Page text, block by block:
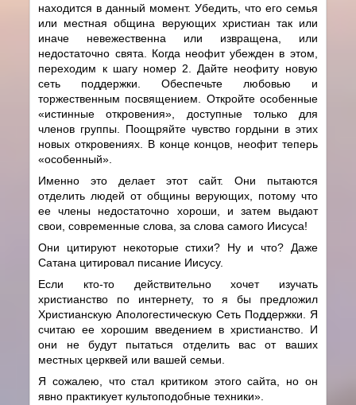
находится в данный момент. Убедить, что его семья
или местная община верующих христиан так или
иначе невежественна или извращена, или
недостаточно свята. Когда неофит убежден в этом,
переходим к шагу номер 2. Дайте неофиту новую
сеть поддержки. Обеспечьте любовью и
торжественным посвящением. Откройте особенные
«истинные откровения», доступные только для
членов группы. Поощряйте чувство гордыни в этих
новых откровениях. В конце концов, неофит теперь
«особенный».
Именно это делает этот сайт. Они пытаются
отделить людей от общины верующих, потому что
ее члены недостаточно хороши, и затем выдают
свои, современные слова, за слова самого Иисуса!
Они цитируют некоторые стихи? Ну и что? Даже
Сатана цитировал писание Иисусу.
Если кто-то действительно хочет изучать
христианство по интернету, то я бы предложил
Христианскую Апологестическую Сеть Поддержки. Я
считаю ее хорошим введением в христианство. И
они не будут пытаться отделить вас от ваших
местных церквей или вашей семьи.
Я сожалею, что стал критиком этого сайта, но он
явно практикует культоподобные техники».